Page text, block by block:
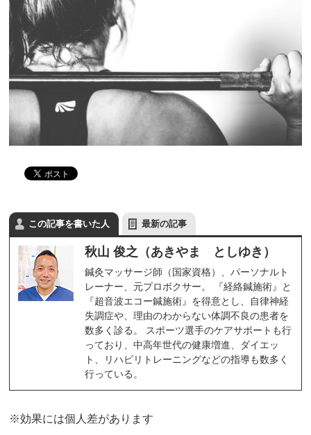
この記事を書いた人 最新の記事
秋山 俊之（あきやま としゆき）
鍼灸マッサージ師（国家資格）、パーソナルト
レーナー、元プロボクサー。 『経絡鍼施術』と
『超音波エコー鍼施術』を得意とし、自律神経
失調症や、理由のわからない体調不良の患者を
数多く診る。 スポーツ選手のケアサポートも行
っており、中高年世代の健康増進、ダイエッ
ト、リハビリトレーニングなどの指導も数多く
行っている。
※効果には個人差があります